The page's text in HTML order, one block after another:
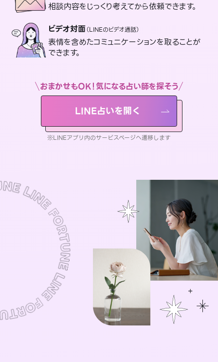
相談内容をじっくり考えてから依頼できます。
ビデオ対面（LINEのビデオ通話）
表情を含めたコミュニケーションを取ることが
できます。
おまかせもOK！気になる占い師を探そう
LINE占いを開く
※LINEアプリ内のサービスページへ遷移します